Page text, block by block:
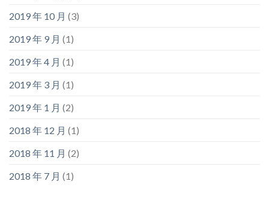
2019 年 10 月 (3)
2019 年 9 月 (1)
2019 年 4 月 (1)
2019 年 3 月 (1)
2019 年 1 月 (2)
2018 年 12 月 (1)
2018 年 11 月 (2)
2018 年 7 月 (1)